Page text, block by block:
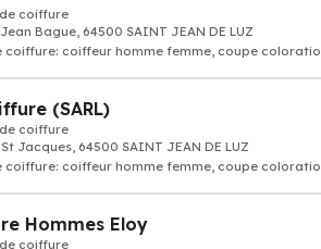
coiffure
Bague, 64500 SAINT JEAN DE LUZ
coiffure: coiffeur homme femme, coupe
(SARL)
coiffure
Jacques, 64500 SAINT JEAN DE LUZ
coiffure: coiffeur homme femme, coupe
Hommes Eloy
coiffure